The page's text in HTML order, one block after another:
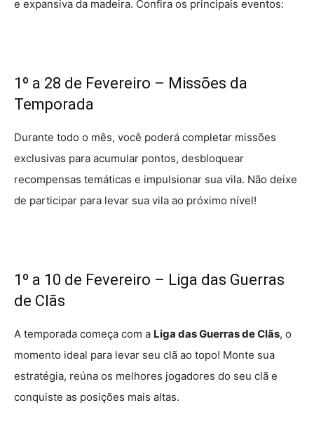
e expansiva da madeira. Confira os principais eventos:
1º a 28 de Fevereiro – Missões da
Temporada
Durante todo o mês, você poderá completar missões
exclusivas para acumular pontos, desbloquear
recompensas temáticas e impulsionar sua vila. Não deixe
de participar para levar sua vila ao próximo nível!
1º a 10 de Fevereiro – Liga das Guerras
de Clãs
A temporada começa com a Liga das Guerras de Clãs, o
momento ideal para levar seu clã ao topo! Monte sua
estratégia, reúna os melhores jogadores do seu clã e
conquiste as posições mais altas.